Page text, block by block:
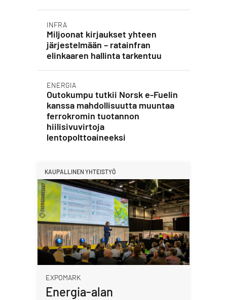
INFRA
Miljoonat kirjaukset yhteen
järjestelmään – ratainfran
elinkaaren hallinta tarkentuu
ENERGIA
Outokumpu tutkii Norsk e-Fuelin
kanssa mahdollisuutta muuntaa
ferrokromin tuotannon
hiilisivuvirtoja
lentopolttoaineeksi
KAUPALLINEN YHTEISTYÖ
EXPOMARK
Energia-alan